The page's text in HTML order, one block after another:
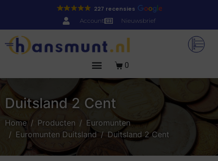
227 recensies
Account Nieuwsbrief
0
Duitsland 2 Cent
Home Producten
Euromunten
Euromunten Duitsland
Duitsland 2 Cent